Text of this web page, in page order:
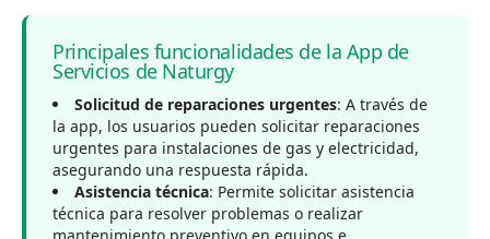
Principales funcionalidades de la App de
Servicios de Naturgy
Solicitud de reparaciones urgentes: A través de
la app, los usuarios pueden solicitar reparaciones
urgentes para instalaciones de gas y electricidad,
asegurando una respuesta rápida.
Asistencia técnica: Permite solicitar asistencia
técnica para resolver problemas o realizar